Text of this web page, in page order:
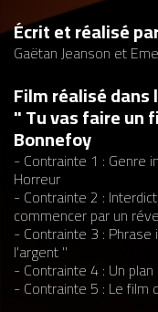
Écrit et réalisé
Gaëtan Jeanson et
Film réalisé
" Tu vas faire un
Bonnefoy
- Contrainte 1 : Genre
Horreur
- Contrainte 2 :
commencer par un
- Contrainte 3 :
l'argent "
- Contrainte 4 : Un
- Contrainte 5 : Le